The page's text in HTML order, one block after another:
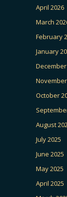
April 2026
March
February
January
December
October
August
July 2025
June 2025
May 2025
April 2025